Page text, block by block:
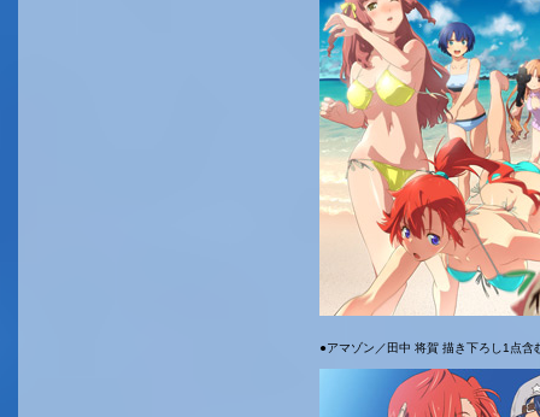
●アマゾン／田中 将賀 描き下ろし1点